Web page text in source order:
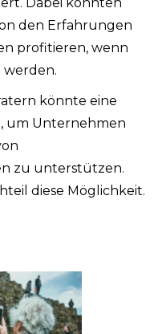
den Erfahrungen
profitieren, wenn
werden.
könnte eine
um Unternehmen
zu unterstützen.
diese Möglichkeit.